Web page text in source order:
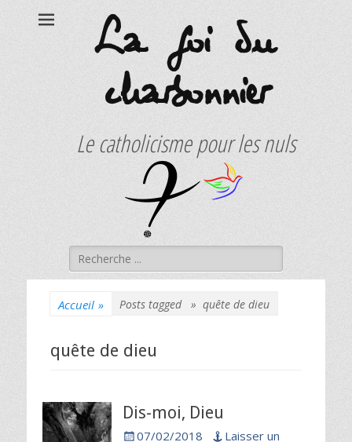
La foi du
charbonnier
Le catholicisme pour les nuls
Rechercher :
Accueil » Posts tagged » quête de dieu
quête de dieu
Dis-moi, Dieu
Posted
07/02/2018
Laisser un